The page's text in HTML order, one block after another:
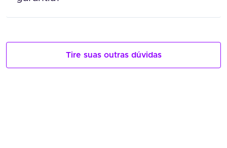
Tire suas outras dúvidas